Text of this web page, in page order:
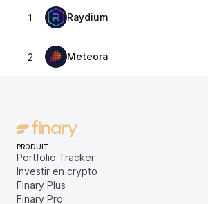
1 Raydium
2 Meteora
PRODUIT
Portfolio Tracker
Investir en crypto
Finary Plus
Finary Pro